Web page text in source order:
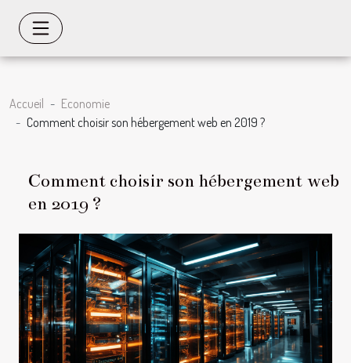
Accueil
Economie
Comment choisir son hébergement web en 2019 ?
Comment choisir son hébergement web
en 2019 ?